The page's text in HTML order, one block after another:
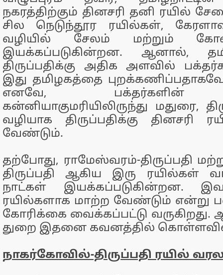
நகரத்திற்கும் தினசரி தனி ரயில்
சில நெடுந்தூர ரயில்கள்,
வழியில் சேலம் மற்றும்
இயக்கப்படுகின்றன. ஆனால்,
திருப்பதிக்கு அதிக அளவில்
இது தமிழகத்தை
எனவே, பக்தர்களின்
கன்னியாகுமரியிலிருந்து
வழியாக திருப்பதிக்கு தினசரி
வேண்டும்.
தற்போது, ராமேஸ்வரம்-திருப்பதி
திருப்பதி ஆகிய இரு ரயில்கள்
நாட்கள் இயக்கப்படுகின்றன.
ரயில்களாக மாற்ற வேண்டும் என்று
கோரிக்கை வைக்கப்பட்டு
துறை இதனை கவனத்தில்
நாகர்கோவில்-திருப்பதி ரயில்